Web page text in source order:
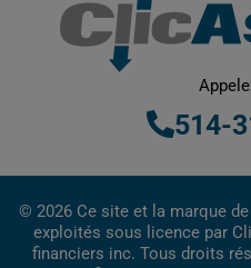
514-
© 2026 Ce site et la marque
exploités sous licence par
financiers inc. Tous droits